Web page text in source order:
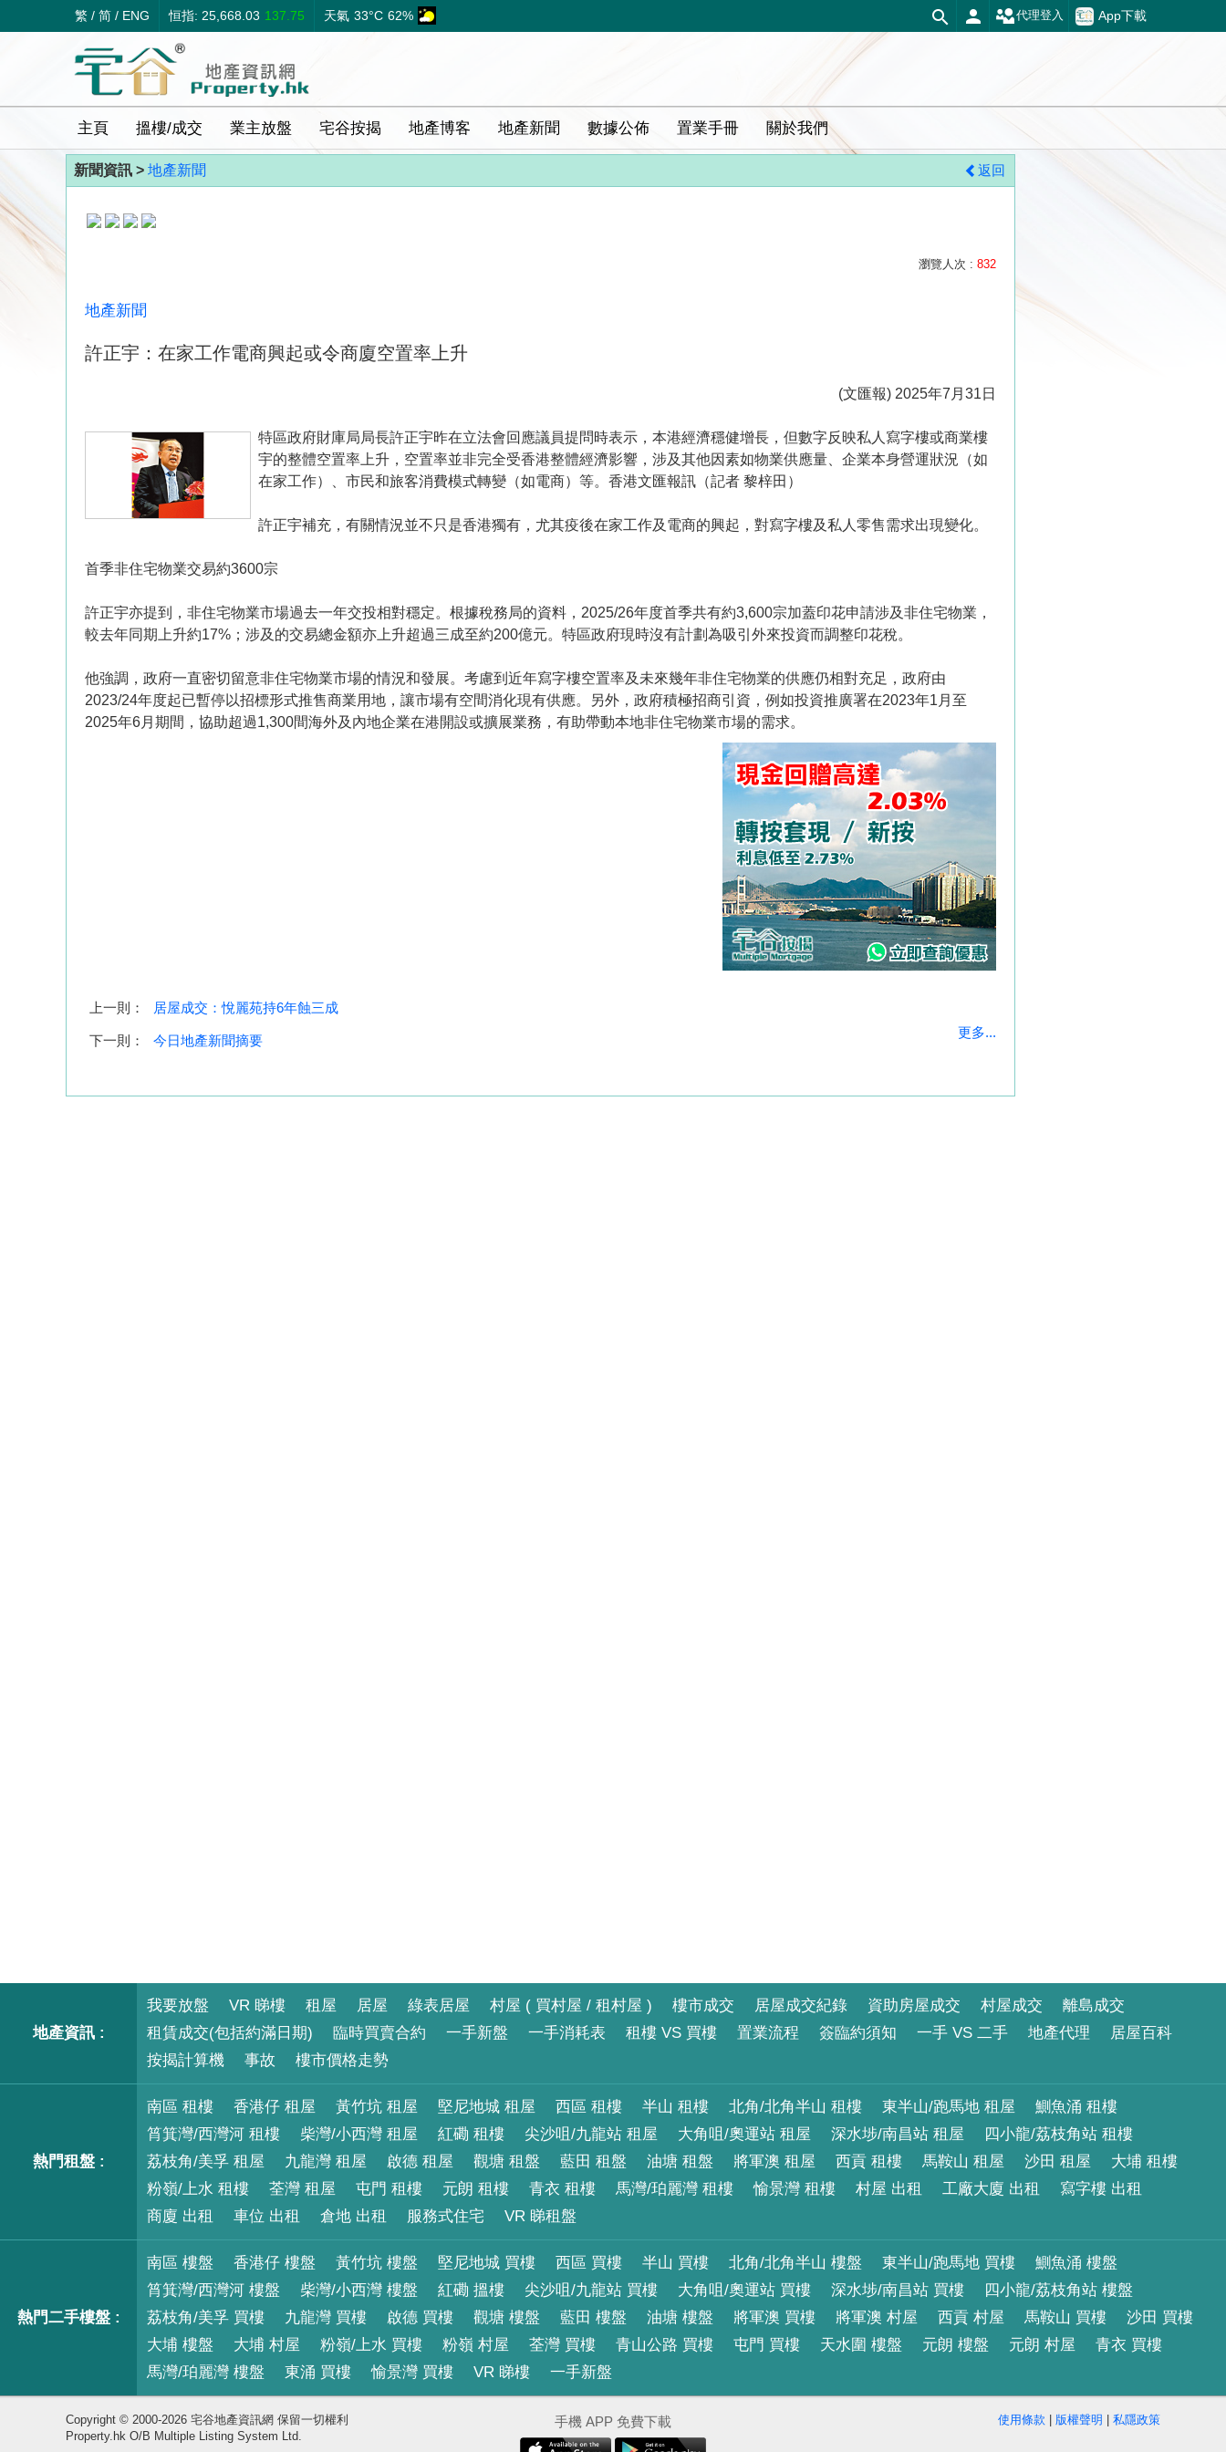
繁 / 简 / ENG 恒指: 25,668.03 137.75 天氣 33°C 62% App下載
代理登入
主頁 搵樓/成交 業主放盤 宅谷按揭 地產博客 地產新聞 數據公佈 置業手冊 關於我們
新聞資訊 > 地產新聞 返回
瀏覽人次 : 832
地產新聞
許正宇：在家工作電商興起或令商廈空置率上升
(文匯報) 2025年7月31日
特區政府財庫局局長許正宇昨在立法會回應議員提問時表示，本港經濟穩健增長，但數字反映私人寫字樓或商業樓
宇的整體空置率上升，空置率並非完全受香港整體經濟影響，涉及其他因素如物業供應量、企業本身營運狀況（如
在家工作）、市民和旅客消費模式轉變（如電商）等。香港文匯報訊（記者 黎梓田）
許正宇補充，有關情況並不只是香港獨有，尤其疫後在家工作及電商的興起，對寫字樓及私人零售需求出現變化。
首季非住宅物業交易約3600宗
許正宇亦提到，非住宅物業市場過去一年交投相對穩定。根據稅務局的資料，2025/26年度首季共有約3,600宗加蓋印花申請涉及非住宅物業，
較去年同期上升約17%；涉及的交易總金額亦上升超過三成至約200億元。特區政府現時沒有計劃為吸引外來投資而調整印花稅。
他強調，政府一直密切留意非住宅物業市場的情況和發展。考慮到近年寫字樓空置率及未來幾年非住宅物業的供應仍相對充足，政府由
2023/24年度起已暫停以招標形式推售商業用地，讓市場有空間消化現有供應。另外，政府積極招商引資，例如投資推廣署在2023年1月至
2025年6月期間，協助超過1,300間海外及內地企業在港開設或擴展業務，有助帶動本地非住宅物業市場的需求。
上一則： 居屋成交：悅麗苑持6年蝕三成
下一則： 今日地產新聞摘要
更多...
地產資訊 :
我要放盤 VR 睇樓 租屋 居屋 綠表居屋 村屋 ( 買村屋 / 租村屋 ) 樓市成交 居屋成交紀錄 資助房屋成交 村屋成交
離島成交
租賃成交(包括約滿日期)
臨時買賣合約 一手新盤 一手消耗表 租樓 VS 買樓 置業流程 簽臨約須知 一手 VS 二手 地產代理
居屋百科
按揭計算機
事故 樓市價格走勢
熱門租盤 :
南區 租樓 香港仔 租屋 黃竹坑 租屋 堅尼地城 租屋 西區 租樓 半山 租樓 北角/北角半山 租樓 東半山/跑馬地 租屋
鰂魚涌 租樓
筲箕灣/西灣河 租樓
柴灣/小西灣 租屋 紅磡 租樓 尖沙咀/九龍站 租屋 大角咀/奧運站 租屋 深水埗/南昌站 租屋
四小龍/荔枝角站 租樓
荔枝角/美孚 租屋
九龍灣 租屋 啟德 租屋 觀塘 租盤 藍田 租盤 油塘 租盤 將軍澳 租屋 西貢 租樓 馬鞍山 租屋 沙田 租屋
大埔 租樓
粉嶺/上水 租樓
荃灣 租屋 屯門 租樓 元朗 租樓 青衣 租樓 馬灣/珀麗灣 租樓 愉景灣 租樓 村屋 出租 工廠大廈 出租
寫字樓 出租
商廈 出租
車位 出租 倉地 出租 服務式住宅 VR 睇租盤
熱門二手樓盤 :
南區 樓盤 香港仔 樓盤 黃竹坑 樓盤 堅尼地城 買樓 西區 買樓 半山 買樓 北角/北角半山 樓盤 東半山/跑馬地 買樓
鰂魚涌 樓盤
筲箕灣/西灣河 樓盤
柴灣/小西灣 樓盤 紅磡 搵樓 尖沙咀/九龍站 買樓 大角咀/奧運站 買樓 深水埗/南昌站 買樓
四小龍/荔枝角站 樓盤
荔枝角/美孚 買樓
九龍灣 買樓 啟德 買樓 觀塘 樓盤 藍田 樓盤 油塘 樓盤 將軍澳 買樓 將軍澳 村屋 西貢 村屋 馬鞍山 買樓
沙田 買樓
大埔 樓盤
大埔 村屋 粉嶺/上水 買樓 粉嶺 村屋 荃灣 買樓 青山公路 買樓 屯門 買樓 天水圍 樓盤 元朗 樓盤 元朗 村屋
青衣 買樓
馬灣/珀麗灣 樓盤
東涌 買樓 愉景灣 買樓 VR 睇樓 一手新盤
Copyright © 2000-2026 宅谷地產資訊網 保留一切權利
Property.hk O/B Multiple Listing System Ltd.
手機 APP 免費下載 使用條款 | 版權聲明 | 私隱政策